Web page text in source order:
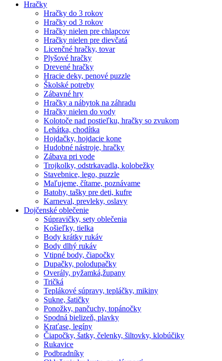
Hračky
Hračky do 3 rokov
Hračky od 3 rokov
Hračky nielen pre chlapcov
Hračky nielen pre dievčatá
Licenčné hračky, tovar
Plyšové hračky
Drevené hračky
Hracie deky, penové puzzle
Školské potreby
Zábavné hry
Hračky a nábytok na záhradu
Hračky nielen do vody
Kolotoče nad postieľku, hračky so zvukom
Lehátka, chodítka
Hojdačky, hojdacie kone
Hudobné nástroje, hračky
Zábava pri vode
Trojkolky, odstrkavadla, kolobežky
Stavebnice, lego, puzzle
Maľujeme, čítame, poznávame
Batohy, tašky pre deti, kufre
Karneval, prevleky, oslavy
Dojčenské oblečenie
Súpravičky, sety oblečenia
Košieľky, tielka
Body krátky rukáv
Body dlhý rukáv
Vtipné body, čiapočky
Dupačky, polodupačky
Overály, pyžamká,župany
Tričká
Teplákové súpravy, tepláčky, mikiny
Sukne, šatičky
Ponožky, pančuchy, topánočky
Spodná bielizeň, plavky
Kraťase, legíny
Čiapočky, šatky, čelenky, šiltovky, klobúčiky
Rukavice
Podbradníky